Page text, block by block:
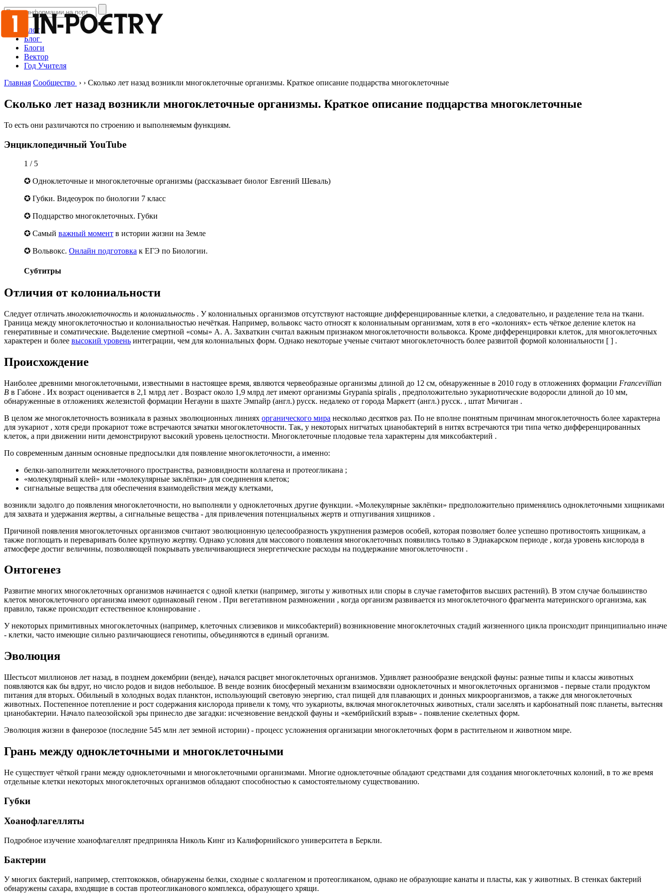
Блог
Блог
Блоги
Вектор
Год Учителя
Главная Сообщество › › Сколько лет назад возникли многоклеточные организмы. Краткое описание подцарства многоклеточные
Сколько лет назад возникли многоклеточные организмы. Краткое описание подцарства многоклеточные
То есть они различаются по строению и выполняемым функциям.
Энциклопедичный YouTube
1 / 5
✪ Одноклеточные и многоклеточные организмы (рассказывает биолог Евгений Шеваль)
✪ Губки. Видеоурок по биологии 7 класс
✪ Подцарство многоклеточных. Губки
✪ Самый важный момент в истории жизни на Земле
✪ Вольвокс. Онлайн подготовка к ЕГЭ по Биологии.
Субтитры
Отличия от колониальности
Следует отличать многоклеточность и колониальность . У колониальных организмов отсутствуют настоящие дифференцированные клетки, а следовательно, и разделение тела на ткани.
Граница между многоклеточностью и колониальностью нечёткая. Например, вольвокс часто относят к колониальным организмам, хотя в его «колониях» есть чёткое деление клеток на
генеративные и соматические. Выделение смертной «сомы» А. А. Захваткин считал важным признаком многоклеточности вольвокса. Кроме дифференцировки клеток, для многоклеточных
характерен и более высокий уровень интеграции, чем для колониальных форм. Однако некоторые ученые считают многоклеточность более развитой формой колониальности [ ] .
Происхождение
Наиболее древними многоклеточными, известными в настоящее время, являются червеобразные организмы длиной до 12 см, обнаруженные в 2010 году в отложениях формации Francevillian
B в Габоне . Их возраст оценивается в 2,1 млрд лет . Возраст около 1,9 млрд лет имеют организмы Grypania spiralis , предположительно эукариотические водоросли длиной до 10 мм,
обнаруженные в отложениях железистой формации Негауни в шахте Эмпайр (англ.) русск. недалеко от города Маркетт (англ.) русск. , штат Мичиган .
В целом же многоклеточность возникала в разных эволюционных линиях органического мира несколько десятков раз. По не вполне понятным причинам многоклеточность более характерна
для эукариот , хотя среди прокариот тоже встречаются зачатки многоклеточности. Так, у некоторых нитчатых цианобактерий в нитях встречаются три типа четко дифференцированных
клеток, а при движении нити демонстрируют высокий уровень целостности. Многоклеточные плодовые тела характерны для миксобактерий .
По современным данным основные предпосылки для появление многоклеточности, а именно:
белки-заполнители межклеточного пространства, разновидности коллагена и протеогликана ;
«молекулярный клей» или «молекулярные заклёпки» для соединения клеток;
сигнальные вещества для обеспечения взаимодействия между клетками,
возникли задолго до появления многоклеточности, но выполняли у одноклеточных другие функции. «Молекулярные заклёпки» предположительно применялись одноклеточными хищниками
для захвата и удержания жертвы, а сигнальные вещества - для привлечения потенциальных жертв и отпугивания хищников .
Причиной появления многоклеточных организмов считают эволюционную целесообразность укрупнения размеров особей, которая позволяет более успешно противостоять хищникам, а
также поглощать и переваривать более крупную жертву. Однако условия для массового появления многоклеточных появились только в Эдиакарском периоде , когда уровень кислорода в
атмосфере достиг величины, позволяющей покрывать увеличивающиеся энергетические расходы на поддержание многоклеточности .
Онтогенез
Развитие многих многоклеточных организмов начинается с одной клетки (например, зиготы у животных или споры в случае гаметофитов высших растений). В этом случае большинство
клеток многоклеточного организма имеют одинаковый геном . При вегетативном размножении , когда организм развивается из многоклеточного фрагмента материнского организма, как
правило, также происходит естественное клонирование .
У некоторых примитивных многоклеточных (например, клеточных слизевиков и миксобактерий) возникновение многоклеточных стадий жизненного цикла происходит принципиально иначе
- клетки, часто имеющие сильно различающиеся генотипы, объединяются в единый организм.
Эволюция
Шестьсот миллионов лет назад, в позднем докембрии (венде), начался расцвет многоклеточных организмов. Удивляет разнообразие вендской фауны: разные типы и классы животных
появляются как бы вдруг, но число родов и видов небольшое. В венде возник биосферный механизм взаимосвязи одноклеточных и многоклеточных организмов - первые стали продуктом
питания для вторых. Обильный в холодных водах планктон, использующий световую энергию, стал пищей для плавающих и донных микроорганизмов, а также для многоклеточных
животных. Постепенное потепление и рост содержания кислорода привели к тому, что эукариоты, включая многоклеточных животных, стали заселять и карбонатный пояс планеты, вытесняя
цианобактерии. Начало палеозойской эры принесло две загадки: исчезновение вендской фауны и «кембрийский взрыв» - появление скелетных форм.
Эволюция жизни в фанерозое (последние 545 млн лет земной истории) - процесс усложнения организации многоклеточных форм в растительном и животном мире.
Грань между одноклеточными и многоклеточными
Не существует чёткой грани между одноклеточными и многоклеточными организмами. Многие одноклеточные обладают средствами для создания многоклеточных колоний, в то же время
отдельные клетки некоторых многоклеточных организмов обладают способностью к самостоятельному существованию.
Губки
Хоанофлагелляты
Подробное изучение хоанофлагеллят предприняла Николь Кинг из Калифорнийского университета в Беркли.
Бактерии
У многих бактерий, например, стептококков, обнаружены белки, сходные с коллагеном и протеогликаном, однако не образующие канаты и пласты, как у животных. В стенках бактерий
обнаружены сахара, входящие в состав протеогликанового комплекса, образующего хрящи.